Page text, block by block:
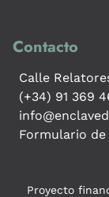
Contacto
Calle
(+34) 91 369
Formulario
Proyecto